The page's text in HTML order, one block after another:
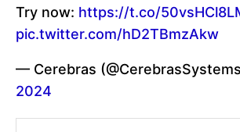
Try now: https://t.co/
pic.twitter.com/hD2TBmzAkw
— Cerebras
2024